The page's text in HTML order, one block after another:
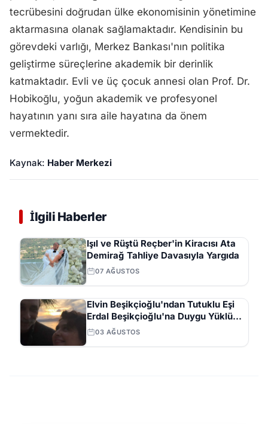
tecrübesini doğrudan ülke ekonomisinin yönetimine
aktarmasına olanak sağlamaktadır. Kendisinin bu
görevdeki varlığı, Merkez Bankası'nın politika
geliştirme süreçlerine akademik bir derinlik
katmaktadır. Evli ve üç çocuk annesi olan Prof. Dr.
Hobikoğlu, yoğun akademik ve profesyonel
hayatının yanı sıra aile hayatına da önem
vermektedir.
Kaynak: Haber Merkezi
İlgili Haberler
Işıl ve Rüştü Reçber'in Kiracısı Ata
Demirağ Tahliye Davasıyla Yargıda
07 AĞUSTOS
Elvin Beşikçioğlu'ndan Tutuklu Eşi
Erdal Beşikçioğlu'na Duygu Yüklü
Mektup
03 AĞUSTOS